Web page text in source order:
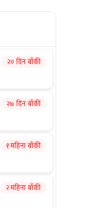
२० दिन बाँकी
२७ दिन बाँकी
१ महिना बाँकी
२ महिना बाँकी